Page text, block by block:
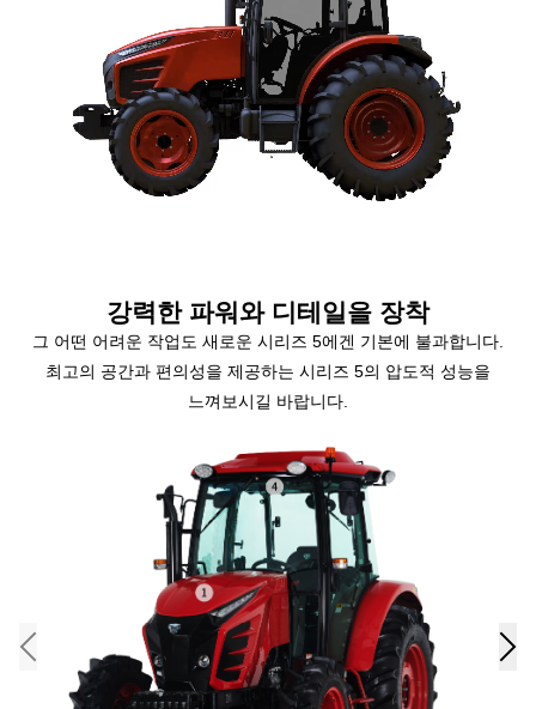
강력한 파워와 디테일을 장착
그 어떤 어려운 작업도 새로운 시리즈 5에겐 기본에 불과합니다.
최고의 공간과 편의성을 제공하는 시리즈 5의 압도적 성능을
느껴보시길 바랍니다.